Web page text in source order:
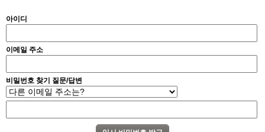
아이디
이메일 주소
비밀번호 찾기 질문/답변
esils 00:19
고게임77 00:19
esils
아 이제 2로 돌아왔군요